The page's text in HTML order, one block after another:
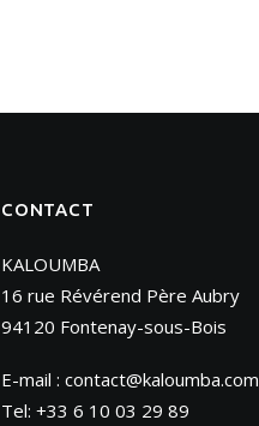
CONTACT
KALOUMBA
16 rue Révérend Père Aubry
94120 Fontenay-sous-Bois
E-mail : contact@kaloumba.com
Tel: +33 6 10 03 29 89